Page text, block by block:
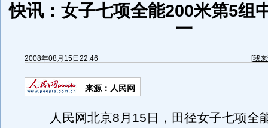
快讯：女子七项全能200米第5组
一
2008年08月15日22:46 [我
来源：人民网
人民网北京8月15日，田径女子七项全